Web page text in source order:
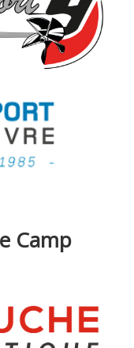
Camp